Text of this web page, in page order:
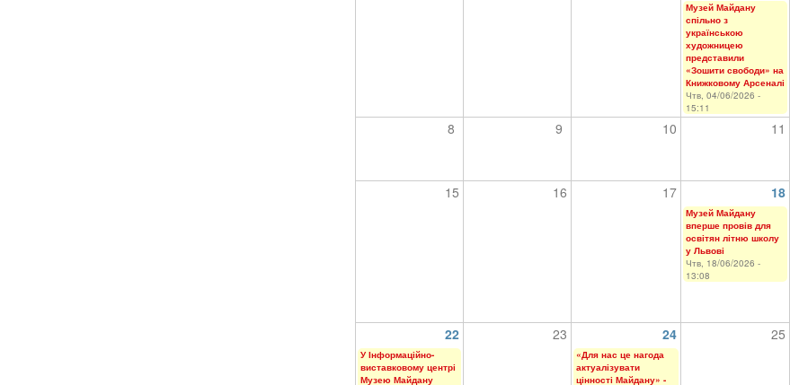
Музей Майдану
спільно з
українською
художницею
представили
«Зошити свободи» на
Книжковому Арсеналі
Чтв, 04/06/2026 -
15:11
8 9 10 11
15 16 17 18
Музей Майдану
вперше провів для
освітян літню школу
у Львові
Чтв, 18/06/2026 -
13:08
22 23 24 25
У Інформаційно-
виставковому центрі
Музею Майдану
«Для нас це нагода
актуалізувати
цінності Майдану» -